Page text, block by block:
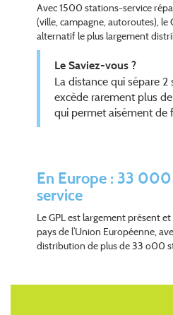
Avec 1500 stations-service
(ville, campagne, autoroutes), le
alternatif le plus largement
Le Saviez-vous ?
La distance qui sépare 2
excède rarement plus
qui permet aisément de
En Europe : 33
service
Le GPL est largement présent
pays de l’Union Européenne,
distribution de plus de 33 o00